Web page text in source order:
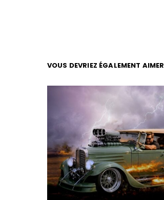
VOUS DEVRIEZ ÉGALEMENT AIMER